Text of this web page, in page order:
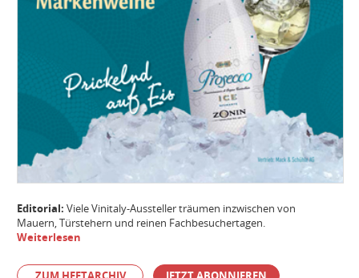
Editorial: Viele Vinitaly-Aussteller träumen inzwischen von
Mauern, Türstehern und reinen Fachbesuchertagen.
Weiterlesen